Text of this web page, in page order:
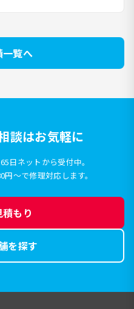
一覧へ
談はお気軽に
日ネットから受付中。
〜で修理対応します。
もり
を探す